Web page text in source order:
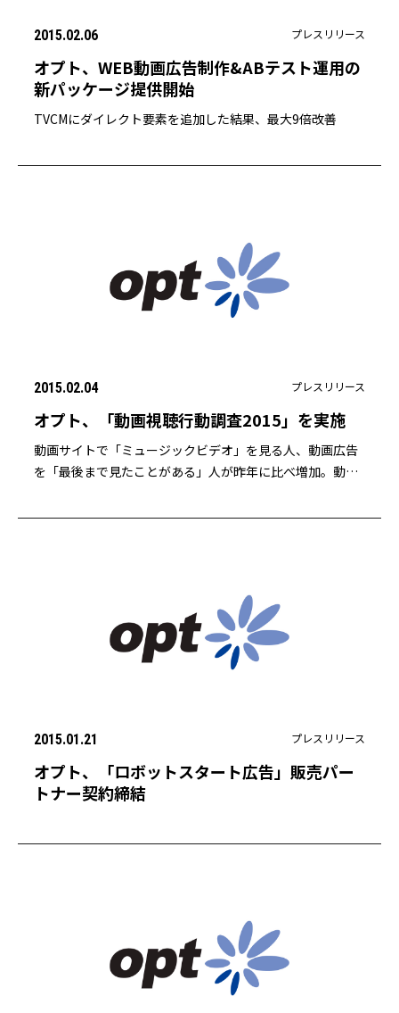
2015.02.06 プレスリリース
オプト、WEB動画広告制作&ABテスト運用の
新パッケージ提供開始
TVCMにダイレクト要素を追加した結果、最大9倍改善
2015.02.04 プレスリリース
オプト、「動画視聴行動調査2015」を実施
動画サイトで「ミュージックビデオ」を見る人、動画広告
を「最後まで見たことがある」人が昨年に比べ増加。動画
2015.01.21 プレスリリース
オプト、「ロボットスタート広告」販売パー
トナー契約締結